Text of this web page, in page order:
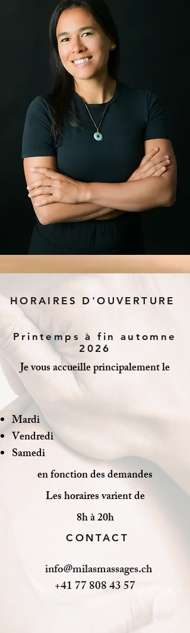
HORAIRES D'OUVERTURE
Printemps à fin automne
2026
Je vous accueille principalement le
Mardi
Vendredi
Samedi
en fonction des demandes
Les horaires varient de
8h à 20h
CONTACT
info@milasmassages.ch
+41 77 808 43 57